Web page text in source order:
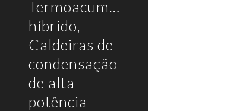
Termoacumulador
híbrido,
Caldeiras de
condensação
de alta
potência